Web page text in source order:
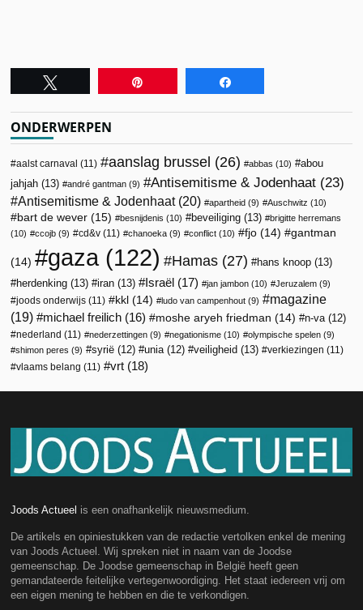
ONDERWERPEN
aalst carnaval (11) aanslag brussel (26) abbas (10)
abou
jahjah (13) andré gantman (9) Antisemitisme & Jodenhaat (23)
Antisemitisme & Jodenhaat(20) apartheid (9) Auschwitz (10)
bart de wever (15) besnijdenis (10) beveiliging (13)
brigitte herremans
(10)
ccojb (9) cd&v (11) chanoeka (9) conflict (10) fjo (14) gantman
(14) gaza (122) Hamas (27) hans knoop (13)
herdenking (13) iran (13) Israël (17) jan jambon (10) Jeruzalem (9)
joods onderwijs (11) kkl (14) ludo van campenhout (9)
magazine
(19)
michael freilich (16) moshe aryeh friedman (14) n-va (12)
nederland (11) nederzettingen (9) negationisme (10) olympische spelen (9)
shimon peres (9) syrië (12) unia (12) veiligheid (13) verkiezingen (11)
vlaams belang (11) vrt (18)
Joods Actueel is een onafhankelijk nieuwsmedium.
De artikels en opiniestukken van de redactie vertolken enkel de mening
van Joods Actueel. Wij spreken niet in naam van de Joodse
gemeenschap. De Joodse gemeenschap in België heeft geen
gemandateerde feitelijke vertegenwoordiging. Het staat iedereen vrij om
een eigen mening te hebben en die te verkondigen.